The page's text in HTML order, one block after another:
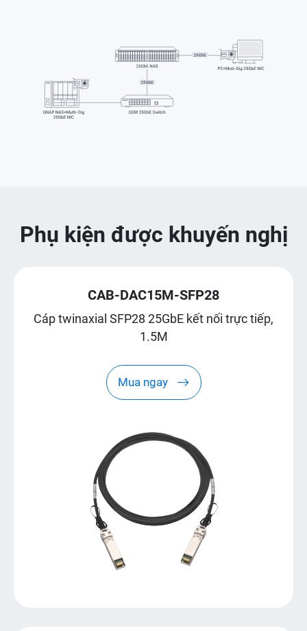
Phụ kiện được khuyến nghị
CAB-DAC15M-SFP28
Cáp twinaxial SFP28 25GbE kết nối trực tiếp,
1.5M
Mua ngay